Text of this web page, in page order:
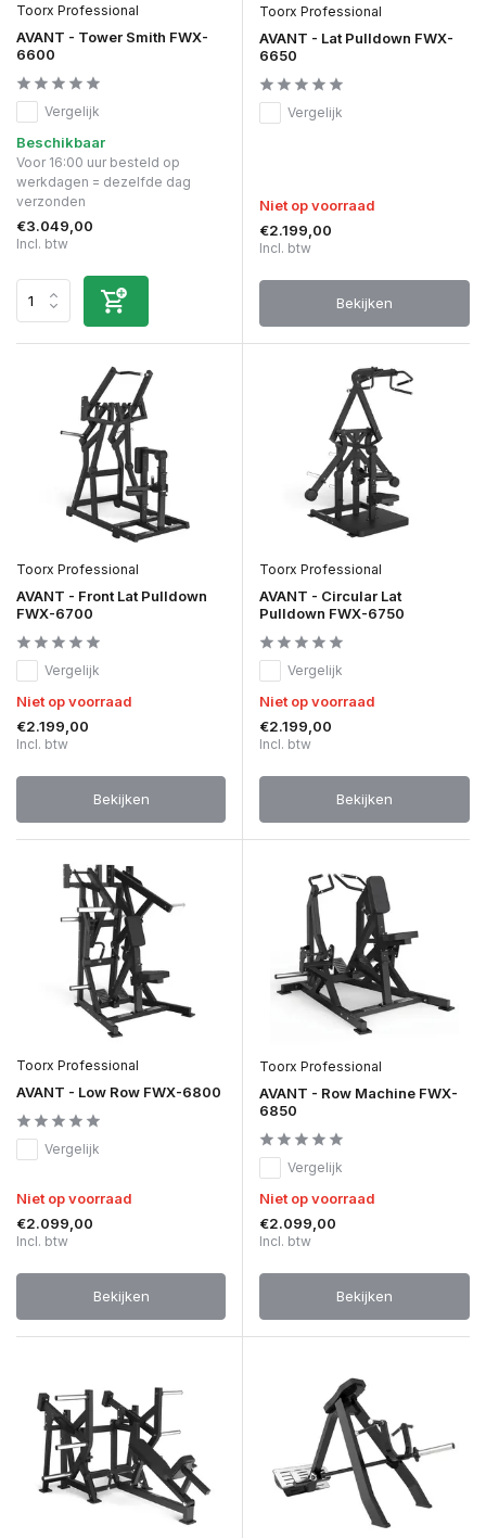
Toorx Professional
AVANT - Tower Smith FWX-
6600
Vergelijk
Beschikbaar
Voor 16:00 uur besteld op
werkdagen = dezelfde dag
verzonden
€3.049,00
Incl. btw
Toorx Professional
AVANT - Lat Pulldown FWX-
6650
Vergelijk
Niet op voorraad
€2.199,00
Incl. btw
Bekijken
Toorx Professional
AVANT - Front Lat Pulldown
FWX-6700
Vergelijk
Niet op voorraad
€2.199,00
Incl. btw
Bekijken
Toorx Professional
AVANT - Circular Lat
Pulldown FWX-6750
Vergelijk
Niet op voorraad
€2.199,00
Incl. btw
Bekijken
Toorx Professional
AVANT - Low Row FWX-6800
Vergelijk
Niet op voorraad
€2.099,00
Incl. btw
Bekijken
Toorx Professional
AVANT - Row Machine FWX-
6850
Vergelijk
Niet op voorraad
€2.099,00
Incl. btw
Bekijken